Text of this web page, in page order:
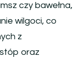
czy bawełna,
wilgoci, co
z
oraz